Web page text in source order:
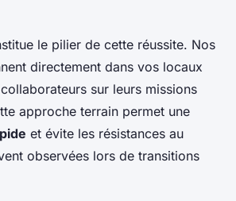
le pilier de cette réussite. Nos
directement dans vos locaux
sur leurs missions
approche terrain permet une
et évite les résistances au
observées lors de transitions